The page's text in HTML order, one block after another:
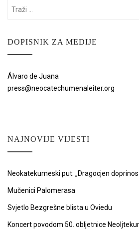
Search
DOPISNIK ZA MEDIJE
Álvaro de Juana
press@neocatechumenaleiter.org
NAJNOVIJE VIJESTI
Neokatekumeski put: „Dragocjen
Mučenici Palomerasa
Svjetlo Bezgrešne blista u Oviedu
Koncert povodom 50. obljetnice